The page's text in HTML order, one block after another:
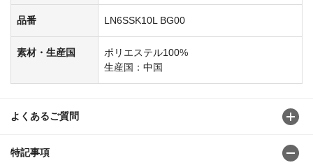
品番 LN6SSK10L BG00
素材・生産国
ポリエステル100%
生産国：中国
よくあるご質問
特記事項